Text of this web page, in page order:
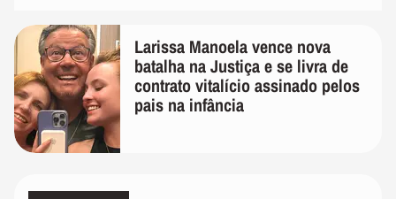
Larissa Manoela vence nova
batalha na Justiça e se livra de
contrato vitalício assinado pelos
pais na infância